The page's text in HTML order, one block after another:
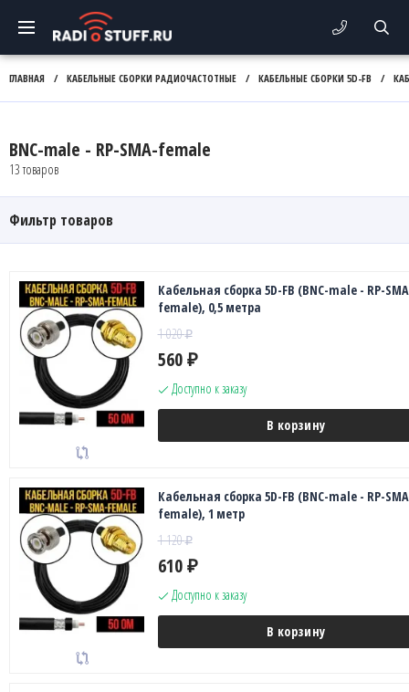
ГЛАВНАЯ / КАБЕЛЬНЫЕ СБОРКИ РАДИОЧАСТОТНЫЕ / КАБЕЛЬНЫЕ СБОРКИ 5D-FB /
BNC-male - RP-SMA-female
13 товаров
Фильтр товаров
Кабельная сборка 5D-FB (BNC-male - RP-
female), 0,5 метра
1 020₽
560 ₽
Доступно к заказу
В корзину
Кабельная сборка 5D-FB (BNC-male - RP-
female), 1 метр
1 120₽
610 ₽
Доступно к заказу
В корзину